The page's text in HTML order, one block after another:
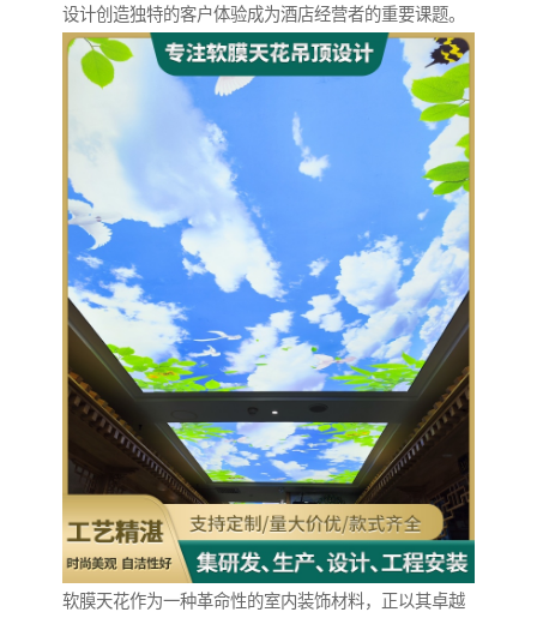
设计创造独特的客户体验成为酒店经营者的重要课题。
软膜天花作为一种革命性的室内装饰材料，正以其卓越